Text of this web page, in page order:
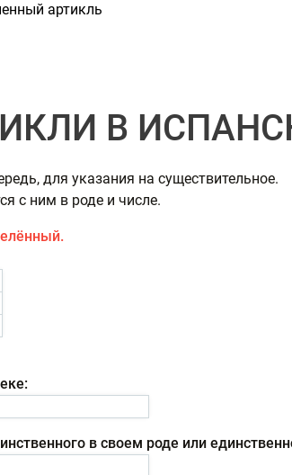
артикль
В
для указания на существительное.
с ним в роде и числе.
в своем роде или